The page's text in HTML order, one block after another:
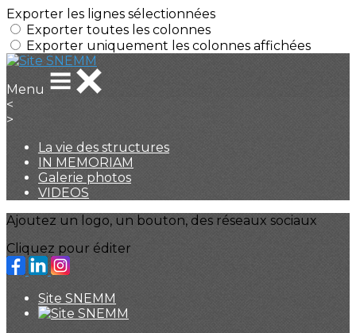
Exporter les lignes sélectionnées
Exporter toutes les colonnes
Exporter uniquement les colonnes affichées
Menu
<
>
La vie des structures
IN MEMORIAM
Galerie photos
VIDEOS
Ajoutez un logo, un bouton, des réseaux sociaux
Cliquez pour éditer
Site SNEMM